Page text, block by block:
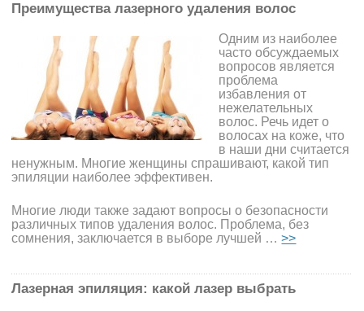
Преимущества лазерного удаления волос
Одним из наиболее
часто обсуждаемых
вопросов является
проблема
избавления от
нежелательных
волос. Речь идет о
волосах на коже, что
в наши дни считается
ненужным. Многие женщины спрашивают, какой тип
эпиляции наиболее эффективен.
Многие люди также задают вопросы о безопасности
различных типов удаления волос. Проблема, без
сомнения, заключается в выборе лучшей …>>
Лазерная эпиляция: какой лазер выбрать